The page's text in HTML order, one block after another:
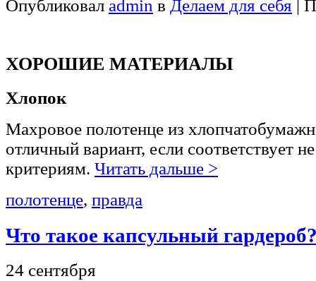
Опубликовал admin в Делаем для себя |
ХОРОШИЕ МАТЕРИАЛЫ
Хлопок
Махровое полотенце из
отличный вариант, если соответствует
критериям. Читать дальше >
полотенце, правда
Что такое капсульный
24 сентября